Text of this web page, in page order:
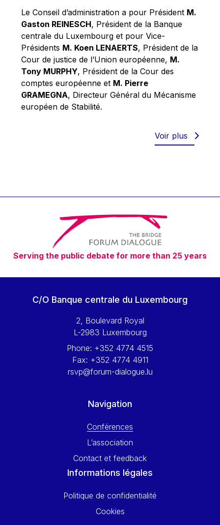
Pat Cox
Patrizia Nanz
Philippe Maystadt
Pierre Gramegna
Richard Pelly
Robert Goebbels
Robert REYNDERS
Timothy Radcliffe
Vaclav Klaus
Vassilios Skouris
Vítor Manuel da Silva Caldeira
Viviane Reding
Walter Hagg
Wolfgang Ketterle
Yossi Beillin
Yves FRANCHET
Le Conseil d’administration a pour Président M.
Gaston REINESCH, Président de la Banque
centrale du Luxembourg et pour Vice-
Présidents M. Koen LENAERTS, Président de la
Cour de justice de l’Union européenne, M.
Tony MURPHY, Président de la Cour des
comptes européenne et M. Pierre
GRAMEGNA, Directeur Général du Mécanisme
européen de Stabilité.
Voir plus
Serving the public debate for more than 25 years
C/O Banque centrale du Luxembourg
2, Boulevard Royal
L-2983 Luxembourg
Phone: +352 4774 4515
Fax: +352 4774 4911
rsvp@forum-dialogue.lu
Navigation
Conférences
L’association
Contact et feedback
Informations légales
Politique de confidentialité
Cookies